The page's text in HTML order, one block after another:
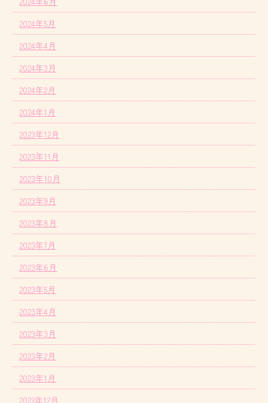
2024年5月
2024年4月
2024年3月
2024年2月
2024年1月
2023年12月
2023年11月
2023年10月
2023年9月
2023年8月
2023年7月
2023年6月
2023年5月
2023年4月
2023年3月
2023年2月
2023年1月
2022年12月